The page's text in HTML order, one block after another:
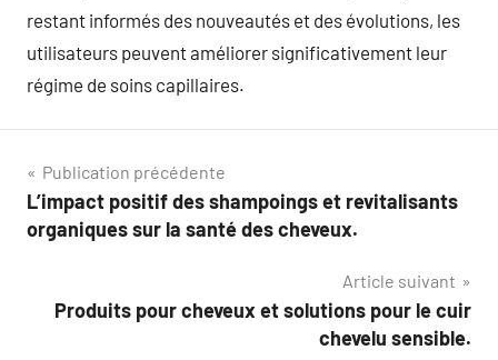
restant informés des nouveautés et des évolutions, les
utilisateurs peuvent améliorer significativement leur
régime de soins capillaires.
Navigation
de
Publication précédente
L’impact positif des shampoings et revitalisants
organiques sur la santé des cheveux.
Article suivant
Produits pour cheveux et solutions pour le cuir
chevelu sensible.